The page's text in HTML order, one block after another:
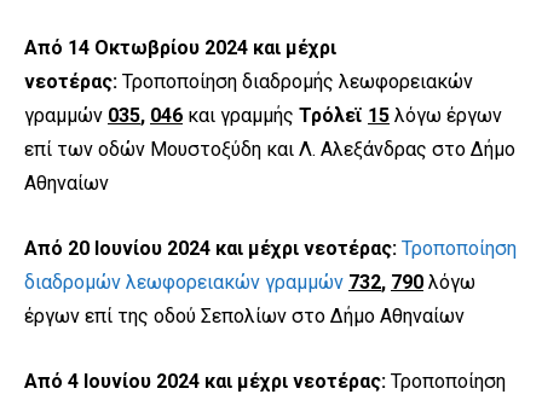
Από 14 Οκτωβρίου 2024 και μέχρι
νεοτέρας: Τροποποίηση διαδρομής λεωφορειακών
γραμμών 035, 046 και γραμμής Τρόλεϊ 15 λόγω έργων
επί των οδών Μουστοξύδη και Λ. Αλεξάνδρας στο Δήμο
Αθηναίων
Από 20 Ιουνίου 2024 και μέχρι νεοτέρας: Τροποποίηση
διαδρομών λεωφορειακών γραμμών 732, 790 λόγω
έργων επί της οδού Σεπολίων στο Δήμο Αθηναίων
Από 4 Ιουνίου 2024 και μέχρι νεοτέρας: Τροποποίηση